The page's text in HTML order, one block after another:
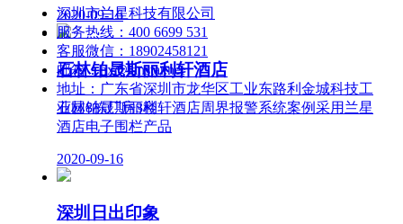
2020-09-16
石林铂晟斯丽利轩酒店
石林铂晟斯丽利轩酒店周界报警系统案例采用兰星
酒店电子围栏产品
2020-09-16
深圳日出印象
深圳市兰星科技有限公司
服务热线： 400 6699 531
客服微信： 18902458121
邮箱：hx@lanstar.net
地址： 广东省深圳市龙华区工业东路利金城科技工
业园8栋厂房3楼